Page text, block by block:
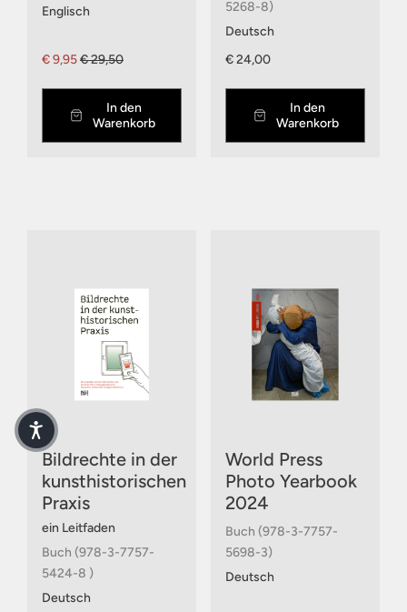
Englisch
€ 9,95€ 29,50
In den
Warenkorb
5268-8)
Deutsch
€ 24,00
In den
Warenkorb
Bildrechte in der
kunsthistorischen
Praxis
ein Leitfaden
Buch (978-3-7757-
5424-8 )
Deutsch
World Press
Photo Yearbook
2024
Buch (978-3-7757-
5698-3)
Deutsch